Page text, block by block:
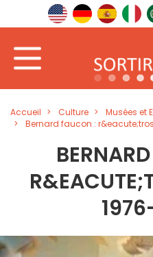
Accueil Culture
Musées et
Bernard faucon :